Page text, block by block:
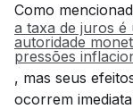
Como
a taxa de juros é
autoridade
pressões
, mas seus
ocorrem